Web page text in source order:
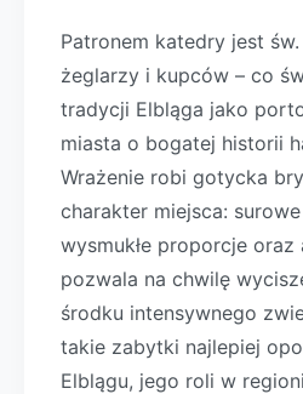
Patronem katedry jest św.
żeglarzy i kupców – co
tradycji Elbląga jako
miasta o bogatej historii
Wrażenie robi gotycka
charakter miejsca:
wysmukłe proporcje
pozwala na chwilę
środku intensywnego
takie zabytki najlepiej
Elblągu, jego roli w